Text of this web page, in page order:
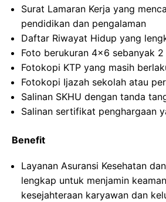
Surat Lamaran Kerja yang
pendidikan dan pengalaman
Daftar Riwayat Hidup yang
Foto berukuran 4×6 sebanyak
Fotokopi KTP yang masih
Fotokopi Ijazah sekolah atau
Salinan SKHU dengan tanda
Salinan sertifikat penghargaan
Benefit
Layanan Asuransi Kesehatan
lengkap untuk menjamin
kesejahteraan karyawan dan